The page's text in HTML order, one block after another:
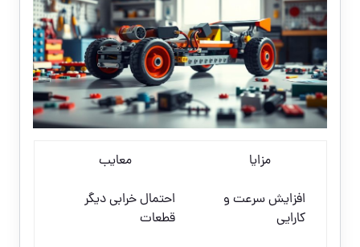
مزایا
معایب
افزایش سرعت و
کارایی
احتمال خرابی دیگر
قطعات